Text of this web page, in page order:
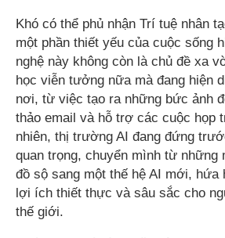
Khó có thể phủ nhận Trí tuệ nhân
một phần thiết yếu của cuộc sống
nghệ này không còn là chủ đề xa
học viễn tưởng nữa mà đang hiện
nơi, từ việc tạo ra những bức ảnh
thảo email và hỗ trợ các cuộc họp
nhiên, thị trường AI đang đứng
quan trọng, chuyển mình từ những
đồ sộ sang một thế hệ AI mới, hứa
lợi ích thiết thực và sâu sắc cho
thế giới.